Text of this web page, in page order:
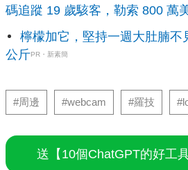
碼追蹤 19 歲駭客，勒索 800 萬
檸檬加它，堅持一週大肚腩不
公斤PR・新素簡
#周邊 #webcam #羅技
送【10個ChatGPT的好工